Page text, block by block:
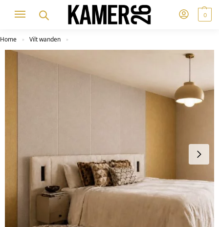
0
Home » Vilt wanden »